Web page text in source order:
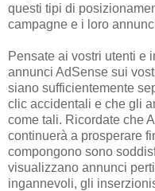
questi tipi di
campagne e i loro
Pensate ai vostri utenti e
annunci AdSense sui
siano sufficientemente
clic accidentali e che gli
come tali. Ricordate che
continuerà a prosperare
compongono sono
visualizzano annunci
ingannevoli, gli